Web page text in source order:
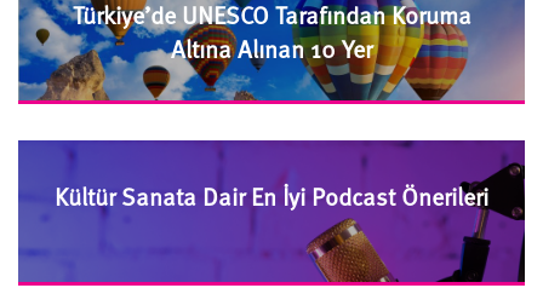
Türkiye’de UNESCO Tarafından Koruma
Altına Alınan 10 Yer
Kültür Sanata Dair En İyi Podcast Önerileri